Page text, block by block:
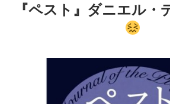
『ペスト』ダニエル・